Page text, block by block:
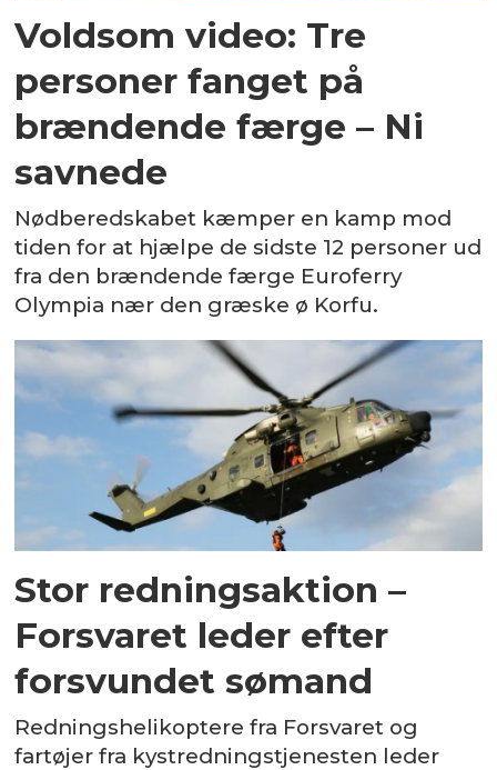
Voldsom video: Tre
personer fanget på
brændende færge – Ni
savnede
Nødberedskabet kæmper en kamp mod
tiden for at hjælpe de sidste 12 personer ud
fra den brændende færge Euroferry
Olympia nær den græske ø Korfu.
Stor redningsaktion –
Forsvaret leder efter
forsvundet sømand
Redningshelikoptere fra Forsvaret og
fartøjer fra kystredningstjenesten leder